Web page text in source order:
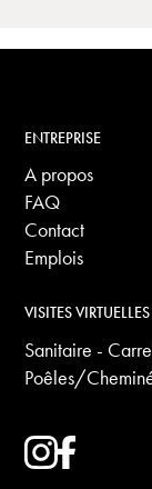
ENTREPRISE
A propos
FAQ
Contact
Emplois
VISITES VIRTUELLES
Sanitaire -
Poêles/